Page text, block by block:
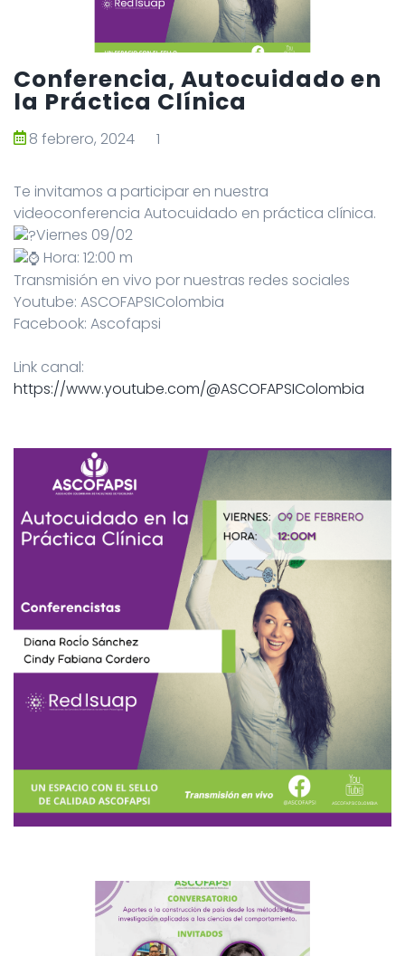
Conferencia, Autocuidado en
la Práctica Clínica
8 febrero, 2024 1
Te invitamos a participar en nuestra
videoconferencia Autocuidado en práctica clínica.
Viernes 09/02
Hora: 12:00 m
Transmisión en vivo por nuestras redes sociales
Youtube: ASCOFAPSIColombia
Facebook: Ascofapsi
Link canal:
https://www.youtube.com/@ASCOFAPSIColombia